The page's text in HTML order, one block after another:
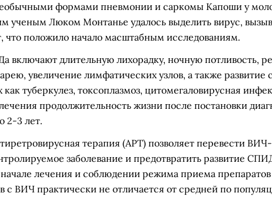
формами пневмонии и саркомы Капоши у
ученым Люком Монтанье удалось выделить вирус,
положило начало масштабным исследованиям.
длительную лихорадку, ночную потливость,
увеличение лимфатических узлов, а также развитие
туберкулез, токсоплазмоз, цитомегаловирусная
продолжительность жизни после постановки
2-3 лет.
терапия (АРТ) позволяет перевести
заболевание и предотвратить развитие
лечения и соблюдении режима приема
с ВИЧ практически не отличается от средней по